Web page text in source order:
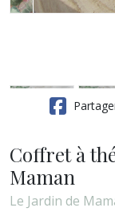
Coffret à
Maman
Le Jardin de